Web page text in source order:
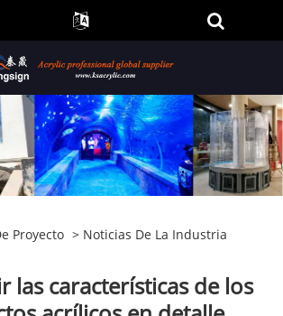
Proyecto > Noticias De La Industria
las características de los